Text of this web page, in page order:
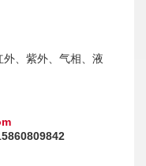
、紫外、气相、液